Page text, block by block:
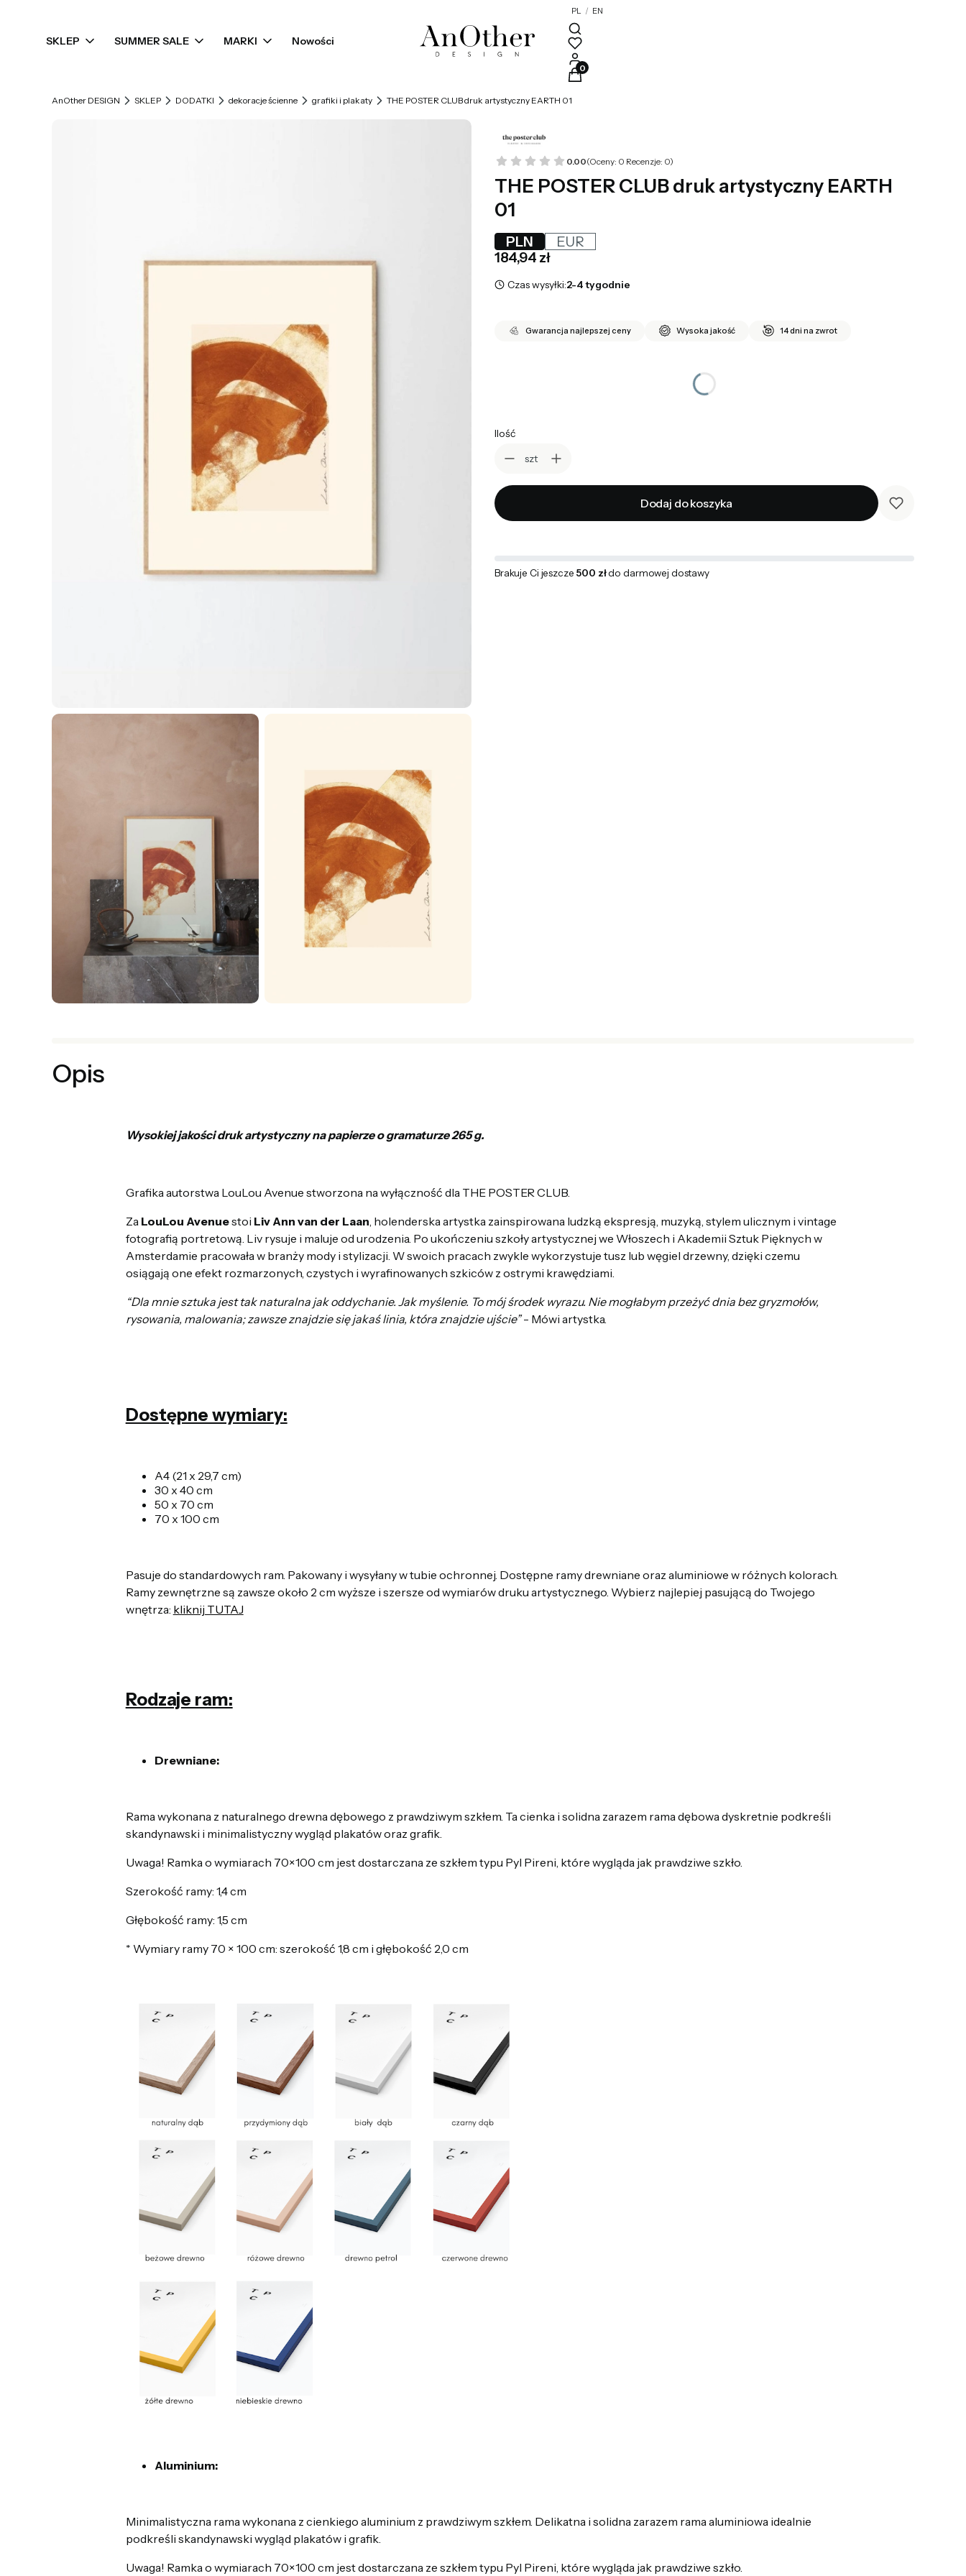
SKLEP SUMMER SALE MARKI Nowości
PL / EN
Produkty w koszyku: 0. Zobacz szczegóły
AnOther DESIGN SKLEP DODATKI dekoracje ścienne grafiki i plakaty THE POSTER CLUB druk artystyczny EARTH 01
0.00(Oceny: 0 Recenzje: 0)
THE POSTER CLUB druk artystyczny EARTH
01
PLN
EUR
Cena
184,94 zł
Czas wysyłki:2-4 tygodnie
Gwarancja najlepszej ceny Wysoka jakość 14 dni na zwrot
Ilość
szt
Dodaj do koszyka
Brakuje Ci jeszcze 500 złdo darmowej dostawy
Opis
Wysokiej jakości druk artystyczny na papierze o gramaturze 265 g.
Grafika autorstwa LouLou Avenue stworzona na wyłączność dla THE POSTER CLUB.
Za LouLou Avenuestoi Liv Ann van der Laan, holenderskaartystkazainspirowana ludzką ekspresją, muzyką, stylem ulicznym i vintage
fotografią portretową. Liv rysuje i maluje od urodzenia. Po ukończeniu szkołyartystycznej we Włoszech i Akademii Sztuk Pięknych w
Amsterdamie pracowaławbranży mody i stylizacji. W swoich pracach zwykle wykorzystuje tusz lub węgiel drzewny, dzięki czemu
osiągają one efekt rozmarzonych, czystych i wyrafinowanych szkiców z ostrymi krawędziami.
“Dla mnie sztuka jest tak naturalna jak oddychanie.Jak myślenie. Tomójśrodek wyrazu. Nie mogłabym przeżyć dniabez gryzmołów,
rysowania, malowania;zawsze znajdzie się jakaś linia, która znajdzieujście” - Mówi artystka.
Dostępne wymiary:
A4 (21 x 29,7 cm)
30 x 40 cm
50 x 70 cm
70 x 100 cm
Pasuje do standardowych ram. Pakowany i wysyłany w tubie ochronnej. Dostępne ramy drewniane oraz aluminiowe w różnych kolorach.
Ramy zewnętrzne są zawsze około 2 cm wyższe i szersze od wymiarów druku artystycznego. Wybierz najlepiej pasującą do Twojego
wnętrza: kliknij TUTAJ
Rodzaje ram:
Drewniane:
Rama wykonana z naturalnego drewna dębowego z prawdziwym szkłem. Ta cienka i solidna zarazem rama dębowa dyskretnie podkreśli
skandynawski i minimalistyczny wygląd plakatów oraz grafik.
Uwaga! Ramka o wymiarach 70×100 cm jest dostarczana ze szkłem typu Pyl Pireni, które wygląda jak prawdziwe szkło.
Szerokość ramy: 1,4 cm
Głębokość ramy: 1,5 cm
* Wymiary ramy 70 × 100 cm: szerokość 1,8 cm i głębokość 2,0 cm
Aluminium:
Minimalistyczna rama wykonana z cienkiego aluminium z prawdziwym szkłem. Delikatna i solidna zarazem rama aluminiowa idealnie
podkreśli skandynawski wygląd plakatów i grafik.
Uwaga! Ramka o wymiarach 70×100 cm jest dostarczana ze szkłem typu Pyl Pireni, które wygląda jak prawdziwe szkło.